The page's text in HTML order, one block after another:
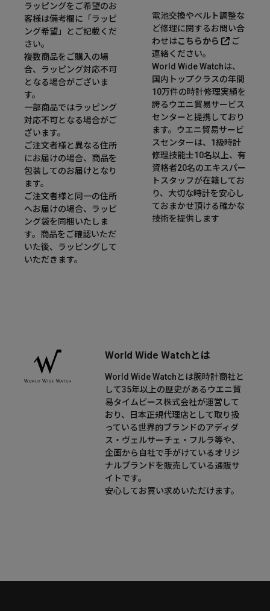
ラッピングをご希望のお
客様は備考欄に「ラッピ
ング希望」とご記載くだ
さい。
複数商品をご購入の場
合、ラッピング対応不可
となる場合がございま
す。
一部商品ではラッピング
対応不可となる場合がご
ざいます。
ご注文者様と異なる住所
にお届けの場合、商品を
包装してのお届けとなり
ます。
ご注文者様と同一の住所
へお届けの場合、ラッピ
ング袋を同梱いたしま
す。商品をご確認いただ
いた後、ラッピングして
いただきます。
電池交換やベルト調整な
ど修理に関するお問い合
わせはこちらから
ご
連絡ください。
World Wide Watchは、
国内トップクラスの年間
10万件の時計修理実績を
誇るウエニ貿易サービス
センターと提携しており
ます。ウエニ貿易サービ
スセンターは、1級時計
修理技能士10名以上、有
資格者20名のエキスパー
トスタッフが在籍してお
り、大切な時計を安心し
ておまかせ頂ける確かな
技術を提供します
World Wide Watchとは
World Wide Watchとは腕時計商社と
して35年以上の歴史があるウエニ貿
易タイムピース株式会社が運営して
おり、日本正規代理店として取り扱
っている世界的ブランドのアディダ
ス・ヴェルサーチェ・フルラ等や、
企画から自社で手がけているオリジ
ナルブランドを販売している通販サ
イトです。
安心してお買い求めいただけます。